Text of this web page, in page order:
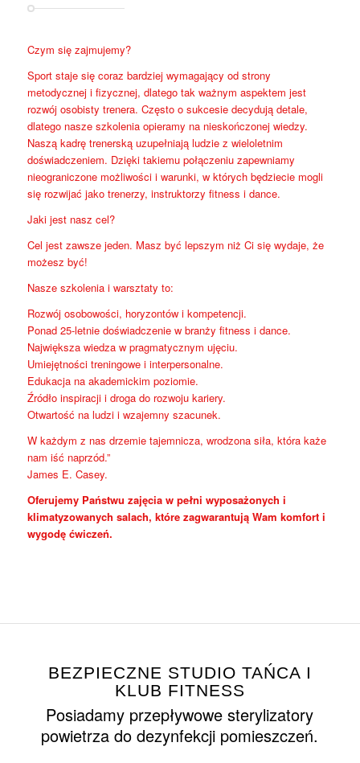
Czym się zajmujemy?
Sport staje się coraz bardziej wymagający od strony
metodycznej i fizycznej, dlatego tak ważnym aspektem jest
rozwój osobisty trenera. Często o sukcesie decydują detale,
dlatego nasze szkolenia opieramy na nieskończonej wiedzy.
Naszą kadrę trenerską uzupełniają ludzie z wieloletnim
doświadczeniem. Dzięki takiemu połączeniu zapewniamy
nieograniczone możliwości i warunki, w których będziecie mogli
się rozwijać jako trenerzy, instruktorzy fitness i dance.
Jaki jest nasz cel?
Cel jest zawsze jeden. Masz być lepszym niż Ci się wydaje, że
możesz być!
Nasze szkolenia i warsztaty to:
Rozwój osobowości, horyzontów i kompetencji.
Ponad 25-letnie doświadczenie w branży fitness i dance.
Największa wiedza w pragmatycznym ujęciu.
Umiejętności treningowe i interpersonalne.
Edukacja na akademickim poziomie.
Źródło inspiracji i droga do rozwoju kariery.
Otwartość na ludzi i wzajemny szacunek.
W każdym z nas drzemie tajemnicza, wrodzona siła, która każe
nam iść naprzód.”
James E. Casey.
Oferujemy Państwu zajęcia w pełni wyposażonych i
klimatyzowanych salach, które zagwarantują Wam komfort i
wygodę ćwiczeń.
BEZPIECZNE STUDIO TAŃCA I
KLUB FITNESS
Posiadamy przepływowe sterylizatory
powietrza do dezynfekcji pomieszczeń.